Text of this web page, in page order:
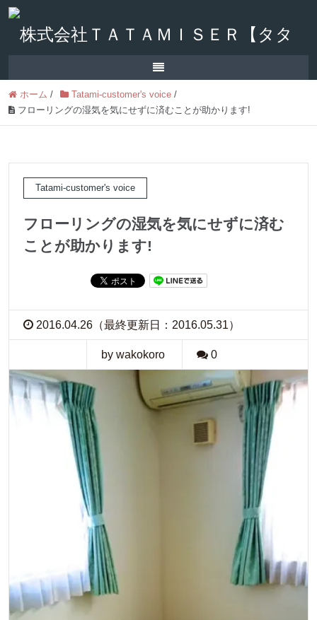
ホーム / Tatami-customer's voice /
フローリングの湿気を気にせずに済むことが助かります!
Tatami-customer's voice
フローリングの湿気を気にせずに済む
ことが助かります!
2016.04.26（最終更新日：2016.05.31）
by wakokoro 0